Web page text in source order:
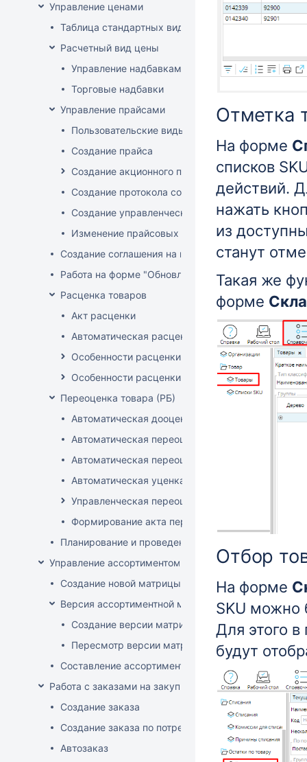
Управление ценами
Таблица стандартных видов цен
Расчетный вид цены
Управление надбавками
Торговые надбавки
Управление прайсами
Пользовательские виды цен
Создание прайса
Создание акционного прайса
Создание протокола согласования цен
Создание управленческого прайса
Изменение прайсовых цен
Создание соглашения на поставку
Работа на форме "Обновление розничных цен"
Расценка товаров
Акт расценки
Автоматическая расценка при проведении
Особенности расценки в РБ
Особенности расценки РФ
Переоценка товара (РБ)
Автоматическая дооценка товаров
Автоматическая переоценка акционного товара
Автоматическая переоценка по прайсам и
Автоматическая уценка товаров
Управленческая переоценка
Формирование акта переоценки
Планирование и проведение акций
Управление ассортиментом магазинов
Создание новой матрицы
Версия ассортиментной матрицы
Создание версии матрицы
Пересмотр версии матрицы
Составление ассортимента магазина
Работа с заказами на закупку
Создание заказа
Создание заказа по потребностям
Автозаказ
Отметка
На форме
списков
действий.
нажать
из
станут
Такая же
форме
Отбор
На форме
SKU можно
Для этого в
будут